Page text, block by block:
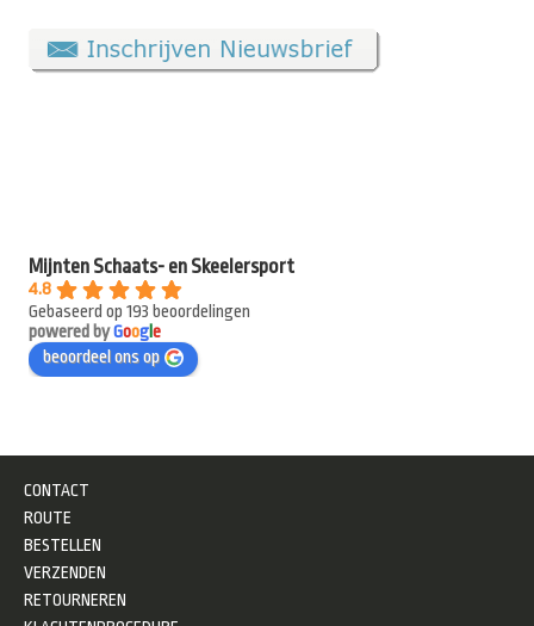
Mijnten Schaats- en Skeelersport
4.8
Gebaseerd op 193 beoordelingen
powered byGooge
beoordeel ons op
CONTACT
ROUTE
BESTELLEN
VERZENDEN
RETOURNEREN